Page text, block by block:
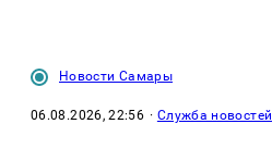
Новости Самары
06.08.2026, 22:56 · Служба новостей